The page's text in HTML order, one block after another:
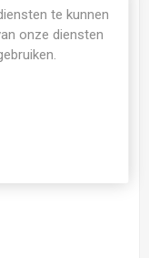
Hoge
te kunnen
onze diensten